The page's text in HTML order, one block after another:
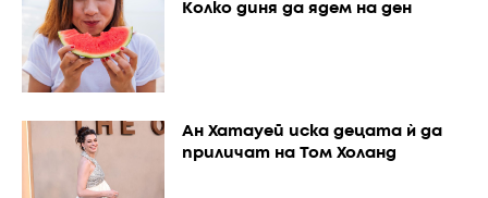
Колко диня да ядем на ден
Ан Хатауей иска децата ѝ да
приличат на Том Холанд